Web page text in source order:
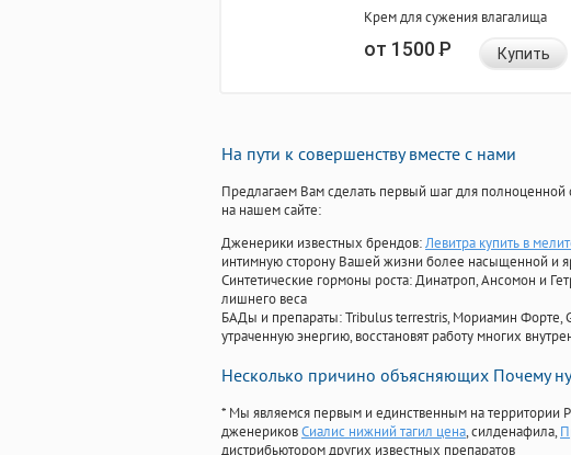
Крем для сужения влагалища
от 1500Р Купить
На пути к совершенству вместе с нами
Предлагаем Вам сделать первый шаг для полноценной
на нашем сайте:
Дженерики известных брендов:Левитра купить в
интимную сторону Вашей жизни более насыщенной и
Синтетические гормоны роста: Динатроп, Ансомон и
лишнего веса
БАДы и препараты:Tribulus terrestris, Мориамин Форте,
утраченную энергию, восстановят работу многих
Несколько причино объясняющих Почему
* Мы являемся первым и единственным на территории
дженериковСиалис нижний тагил цена, силденафила,
дистрибьютором других известных препаратов